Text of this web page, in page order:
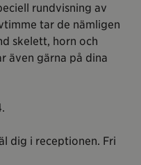
rundvisning av
tar de nämligen
skelett, horn och
även gärna på dina
dig i receptionen. Fri